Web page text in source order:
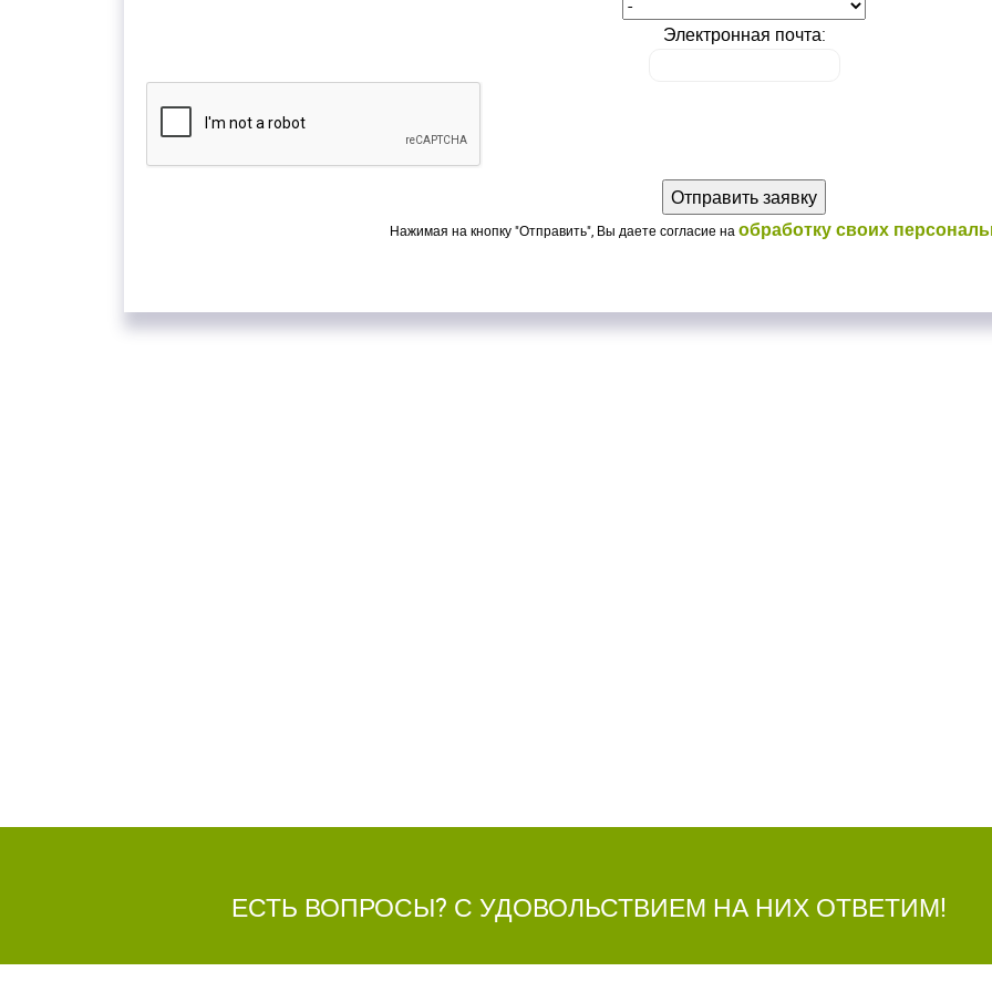
Электронная почта:
Нажимая на кнопку "Отправить", Вы даете согласие на обработку своих
ЕСТЬ ВОПРОСЫ? С УДОВОЛЬСТВИЕМ НА НИХ ОТВЕТИМ!